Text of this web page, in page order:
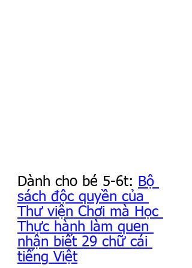
Dành cho bé 5-6t: Bộ
sách độc quyền của
Thư viện Chơi mà Học
Thực hành làm quen
nhận biết 29 chữ cái
tiếng Việt